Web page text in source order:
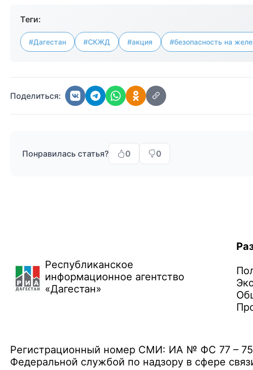
Теги:
#Дагестан #СКЖД #акция #безопасность на
Поделиться:
Понравилась статья? 0 0
Республиканское
информационное агентство
«Дагестан»
Регистрационный номер СМИ: ИА № ФС 77 –
Федеральной службой по надзору в сфере